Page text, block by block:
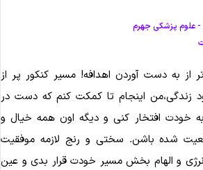
پزشکی جهرم
از به دست آوردن اهدافه! مسیر کنکور پر از
زندگی،من اینجام تا کمکت کنم که دست در
افتخار کنی و دیگه اون همه خیال و
شده باشن. سختی و رنج لازمه موفقیت
و الهام بخش مسیر خودت قرار بدی و عین